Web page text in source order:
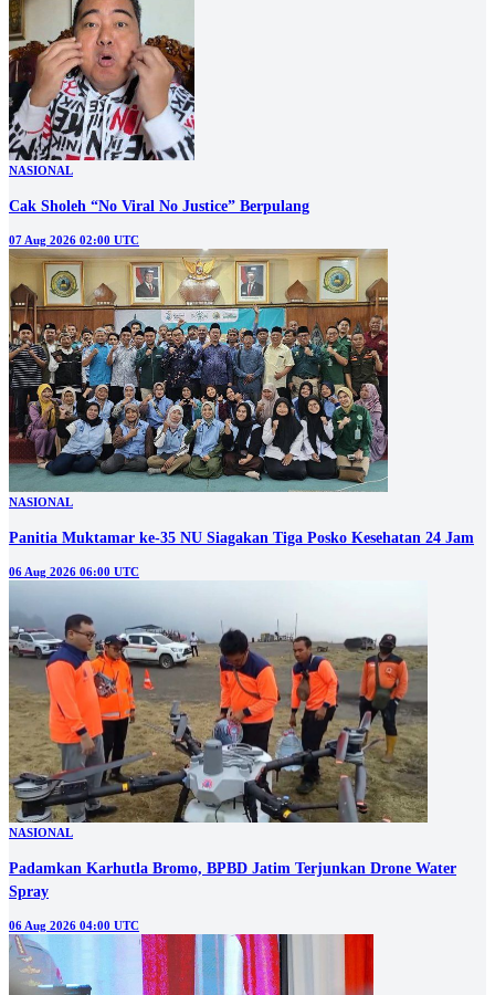
NASIONAL
Cak Sholeh “No Viral No Justice” Berpulang
07 Aug 2026 02:00 UTC
NASIONAL
Panitia Muktamar ke-35 NU Siagakan Tiga Posko Kesehatan 24 Jam
06 Aug 2026 06:00 UTC
NASIONAL
Padamkan Karhutla Bromo, BPBD Jatim Terjunkan Drone Water
Spray
06 Aug 2026 04:00 UTC